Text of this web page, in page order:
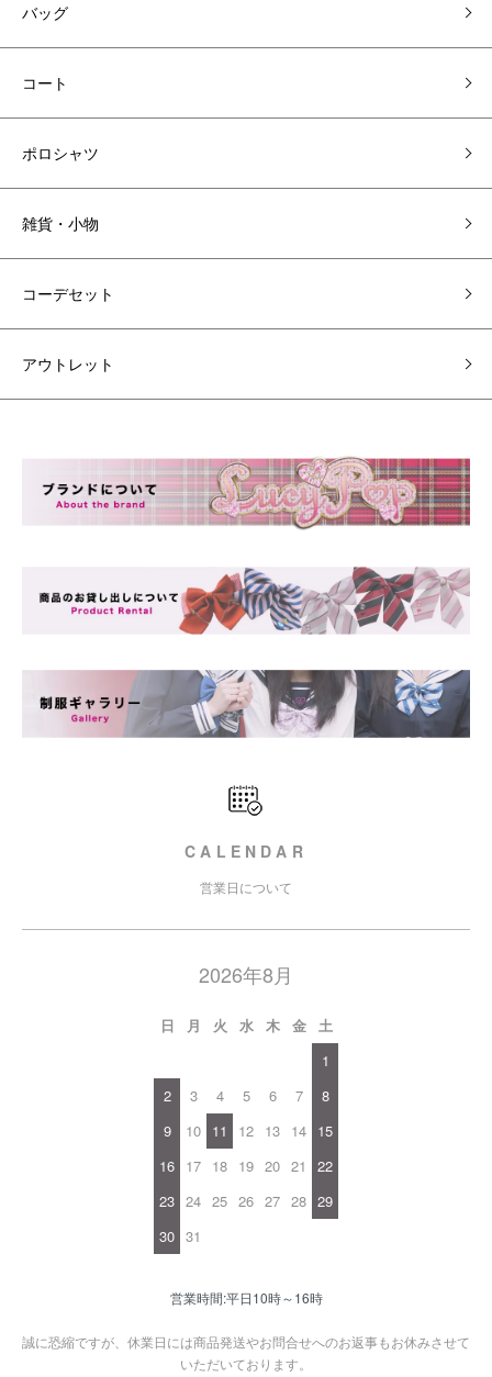
バッグ
コート
ポロシャツ
雑貨・小物
コーデセット
アウトレット
CALENDAR
営業日について
2026年8月
日 月 火 水 木 金
土
1
2
3 4 5 6 7
8
9
10 11 12 13 14 15
16 17 18 19 20 21
22
23 24 25 26 27 28 29
30 31
営業時間:平日10時～16時
誠に恐縮ですが、休業日には商品発送やお問合せへのお返事もお休みさせて
いただいております。